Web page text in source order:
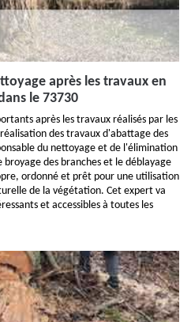
après les travaux en
le 73730
après les travaux réalisés par les
des travaux d'abattage des
du nettoyage et de l'élimination
des branches et le déblayage
ordonné et prêt pour une utilisation
de la végétation. Cet expert va
et accessibles à toutes les